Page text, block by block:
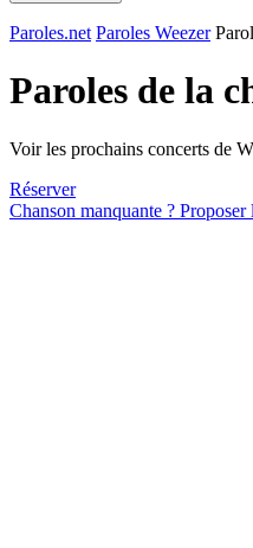
Paroles.net Paroles Weezer
Paroles de la
Voir les prochains concerts de
Réserver
Chanson manquante ? Proposer